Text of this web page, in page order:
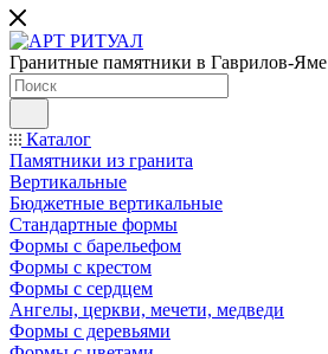
Гранитные памятники в Гаврилов-Яме
Каталог
Памятники из гранита
Вертикальные
Бюджетные вертикальные
Стандартные формы
Формы с барельефом
Формы с крестом
Формы с сердцем
Ангелы, церкви, мечети, медведи
Формы с деревьями